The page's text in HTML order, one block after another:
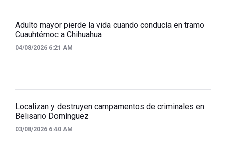
Adulto mayor pierde la vida cuando conducía en tramo
Cuauhtémoc a Chihuahua
04/08/2026 6:21 AM
Localizan y destruyen campamentos de criminales en
Belisario Domínguez
03/08/2026 6:40 AM